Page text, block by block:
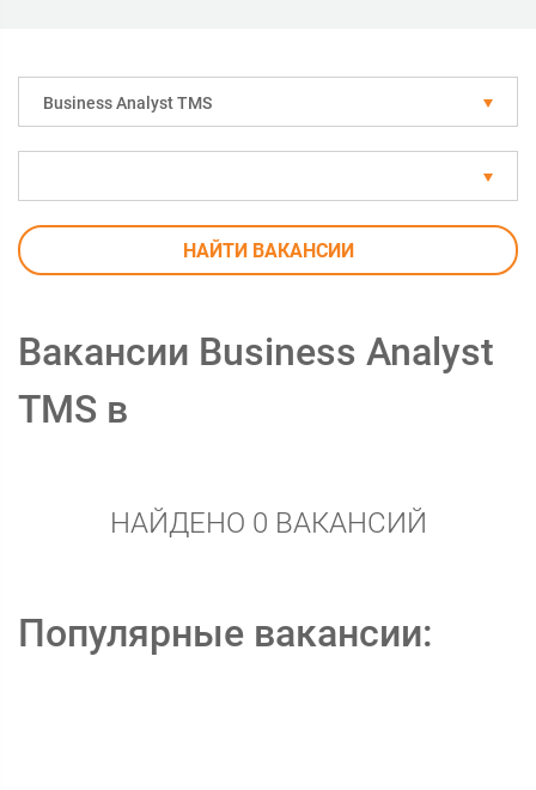
Business Analyst TMS
НАЙТИ ВАКАНСИИ
Вакансии Business Analyst
TMS в
НАЙДЕНО 0 ВАКАНСИЙ
Популярные вакансии: